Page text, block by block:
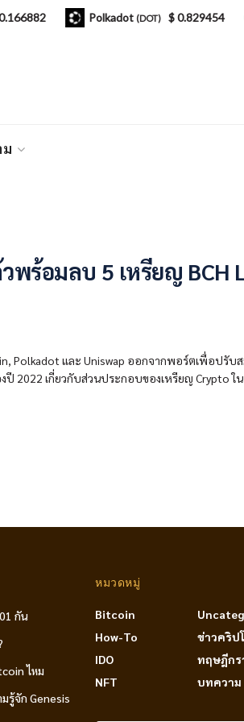
ม
ร้อมลบ 5 เหรียญ BCH
Polkadot และ Uniswap ออกจากพอร์ตเพื่อปรับ
ปี 2022 เกี่ยวกับส่วนประกอบของเหรียญ Crypto ใน
กัน
ไหม
รู้จัก Genesis
หมวดหมู่
Bitcoin
How-To
IDO
NFT
ข่าวคริป
ทฤษฎีกร
บทความ
Polkadot(DOT) $ 0.829454